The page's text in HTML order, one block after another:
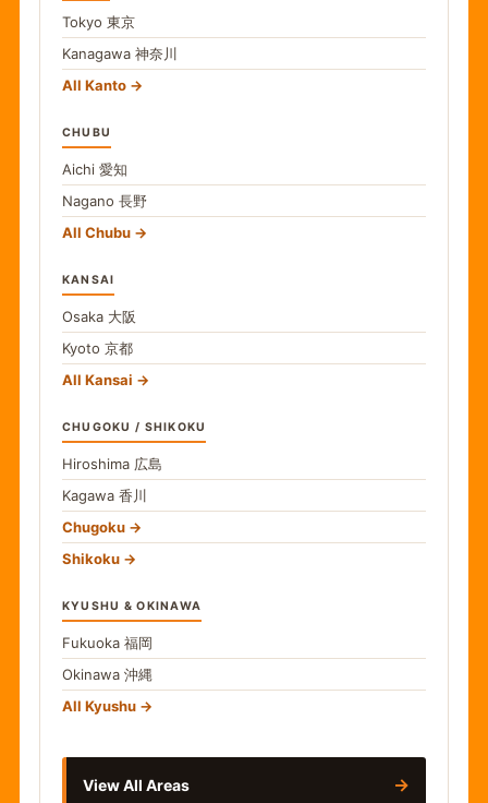
Tokyo 東京
Kanagawa 神奈川
All Kanto
CHUBU
Aichi 愛知
Nagano 長野
All Chubu
KANSAI
Osaka 大阪
Kyoto 京都
All Kansai
CHUGOKU / SHIKOKU
Hiroshima 広島
Kagawa 香川
Chugoku
Shikoku
KYUSHU & OKINAWA
Fukuoka 福岡
Okinawa 沖縄
All Kyushu
View All Areas →